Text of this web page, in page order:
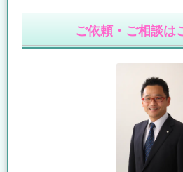
ご依頼・ご相談は